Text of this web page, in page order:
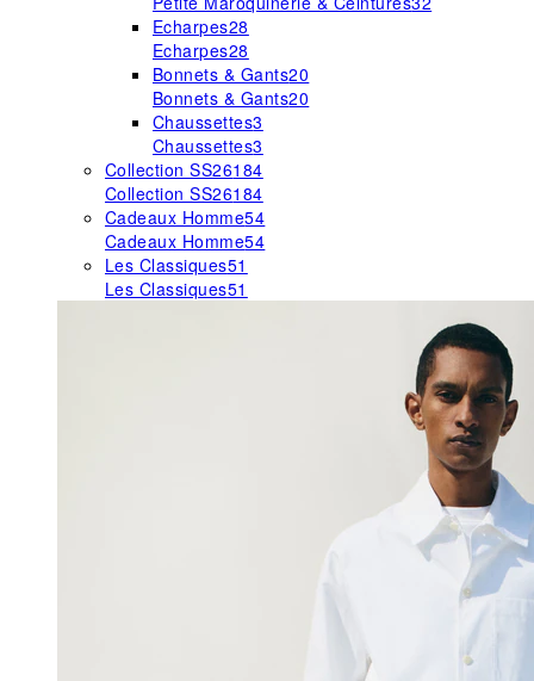
Echarpes28
Echarpes28
Bonnets & Gants20
Bonnets & Gants20
Chaussettes3
Chaussettes3
Collection SS26184
Collection SS26184
Cadeaux Homme54
Cadeaux Homme54
Les Classiques51
Les Classiques51